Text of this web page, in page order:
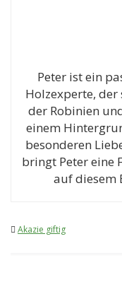
Peter ist ein
Holzexperte,
der Robinien
einem
besonderen
bringt Peter eine
auf diesem
Akazie giftig